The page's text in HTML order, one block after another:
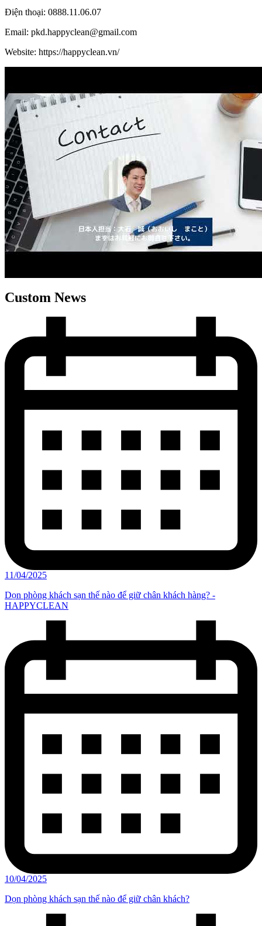
Điện thoại: 0888.11.06.07
Email: pkd.happyclean@gmail.com
Website: https://happyclean.vn/
Custom News
11/04/2025
Dọn phòng khách sạn thế nào để giữ chân khách hàng? -
HAPPYCLEAN
10/04/2025
Dọn phòng khách sạn thế nào để giữ chân khách?